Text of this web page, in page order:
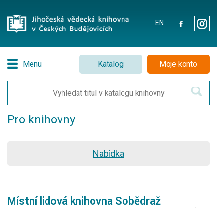
EN . .
Menu Katalog Moje konto
Pro knihovny
Nabídka
Místní lidová knihovna Sobědraž